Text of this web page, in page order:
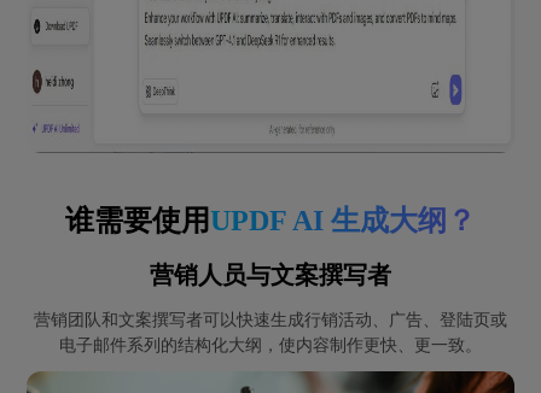
谁需要使用UPDF AI 生成大纲？
营销人员与文案撰写者
营销团队和文案撰写者可以快速生成行销活动、广告、登陆页或
电子邮件系列的结构化大纲，使内容制作更快、更一致。